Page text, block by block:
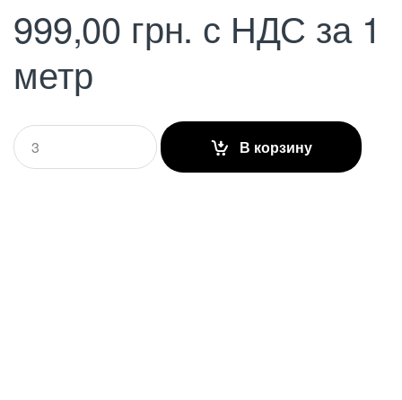
999,00 грн. с НДС за 1
метр
Q
u
a
В корзину